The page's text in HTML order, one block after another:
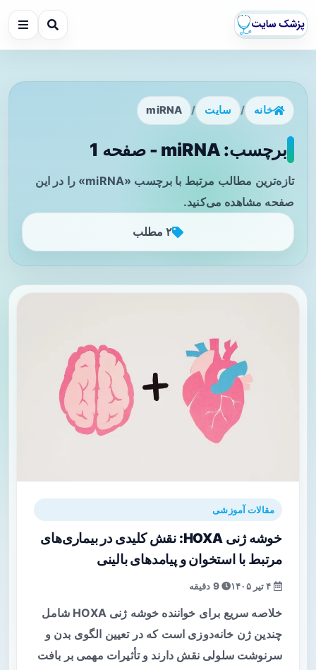
خانه / سایت /
miRNA
برچسب: miRNA - صفحه 1
تازه‌ترین مطالب مرتبط با برچسب «miRNA» را در این
صفحه مشاهده می‌کنید.
۲ مطلب
مقالات آموزشی
خوشه ژنی HOXA: نقش کلیدی در بیماری‌های
مرتبط با استخوان و پیامدهای بالینی
9 دقیقه
خلاصه سریع برای خواننده خوشه ژنی HOXA شامل
چندین ژن خانه‌دوزی است که در تعیین الگوی بدن و
سرنوشت سلولی نقش دارند و تأثیرات مهمی بر بافت